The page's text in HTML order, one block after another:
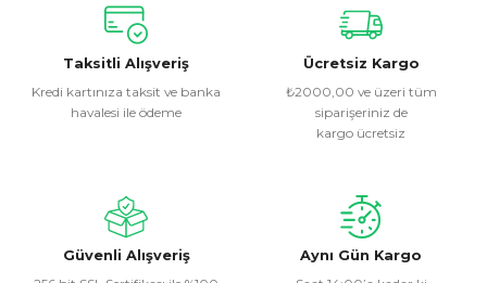
konularda yetersiz gördüğünüz noktaları öneri formunu
kullanarak tarafımıza iletebilirsiniz.
Görüş ve önerileriniz için teşekkür ederiz.
Ürün resmi kalitesiz, bozuk veya görüntülenemiyor.
Ürün fiyatı diğer sitelerden daha pahalı.
Bu ürüne benzer farklı alternatifler olmalı.
Taksitli Alışveriş
Kredi kartınıza taksit ve banka
havalesi ile ödeme
Ücretsiz Kargo
₺2000,00 ve üzeri tüm
siparişeriniz de
kargo ücretsiz
Güvenli Alışveriş
Aynı Gün Kargo